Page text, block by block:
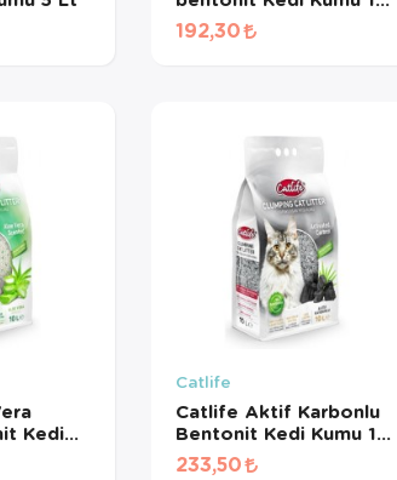
Lt
192,30
Kedi
Catlife
Catlife Aktif Karbonlu
Bentonit Kedi Kumu 10
Lt
233,50